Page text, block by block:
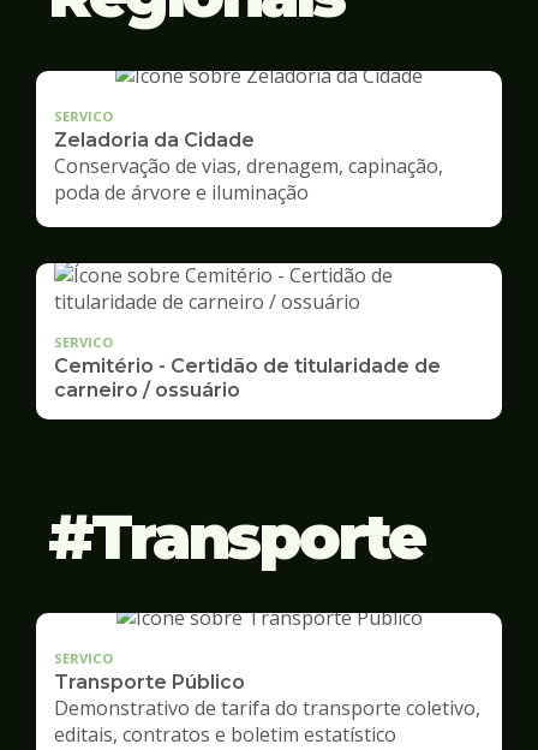
SERVICO
Zeladoria da Cidade
Conservação de vias, drenagem, capinação,
poda de árvore e iluminação
SERVICO
Cemitério - Certidão de titularidade de
carneiro / ossuário
Transporte
SERVICO
Transporte Público
Demonstrativo de tarifa do transporte coletivo,
editais, contratos e boletim estatístico